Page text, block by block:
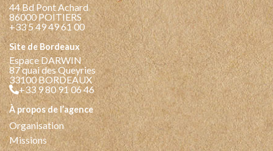
44 Bd Pont Achard
86000 POITIERS
+33 5 49 49 61 00
Site de Bordeaux
Espace DARWIN
87 quai des Queyries
33100 BORDEAUX
+33 9 80 91 06 46
à propos de l’agence
Organisation
Missions